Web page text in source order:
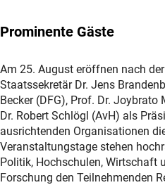
Prominente Gäste
Am 25. August eröffnen nach
Staatssekretär Dr. Jens
Becker (DFG), Prof. Dr. Joybrato
Dr. Robert Schlögl (AvH) als
ausrichtenden Organisationen
Veranstaltungstage stehen
Politik, Hochschulen, Wirtschaft
Forschung den Teilnehmenden